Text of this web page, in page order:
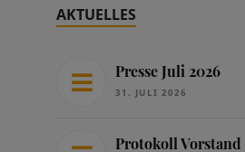
AKTUELLES
Presse Juli 2026
31. JULI 2026
Protokoll Vorstand